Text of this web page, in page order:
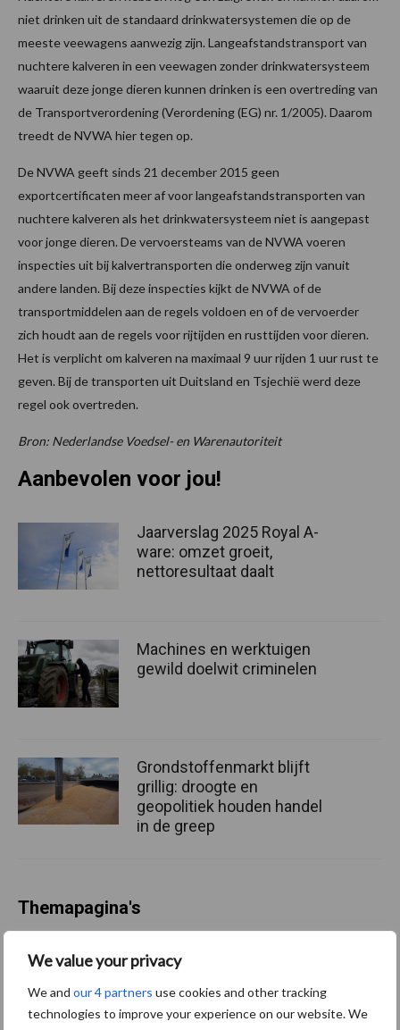
We value your privacy
We and our 4 partners use cookies and other tracking
technologies to improve your experience on our website. We
niet drinken uit de standaard drinkwatersystemen die op de
meeste veewagens aanwezig zijn. Langeafstandstransport van
nuchtere kalveren in een veewagen zonder drinkwatersysteem
waaruit deze jonge dieren kunnen drinken is een overtreding van
de Transportverordening (Verordening (EG) nr. 1/2005). Daarom
treedt de NVWA hier tegen op.
De NVWA geeft sinds 21 december 2015 geen
exportcertificaten meer af voor langeafstandstransporten van
nuchtere kalveren als het drinkwatersysteem niet is aangepast
voor jonge dieren. De vervoersteams van de NVWA voeren
inspecties uit bij kalvertransporten die onderweg zijn vanuit
andere landen. Bij deze inspecties kijkt de NVWA of de
transportmiddelen aan de regels voldoen en of de vervoerder
zich houdt aan de regels voor rijtijden en rusttijden voor dieren.
Het is verplicht om kalveren na maximaal 9 uur rijden 1 uur rust te
geven. Bij de transporten uit Duitsland en Tsjechië werd deze
regel ook overtreden.
Bron: Nederlandse Voedsel- en Warenautoriteit
Aanbevolen voor jou!
Jaarverslag 2025 Royal A-
ware: omzet groeit,
nettoresultaat daalt
Machines en werktuigen
gewild doelwit criminelen
Grondstoffenmarkt blijft
grillig: droogte en
geopolitiek houden handel
in de greep
Themapagina's
Diergezondheid Bemesting